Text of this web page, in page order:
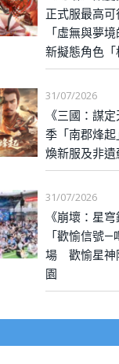
正式服最高
「虛無與夢
新擬態角色
31/07/2026
《三國：謀
季「南郡烽起
煥新服及非
31/07/2026
《崩壞：星
「歡愉信號
場 歡愉星神
園